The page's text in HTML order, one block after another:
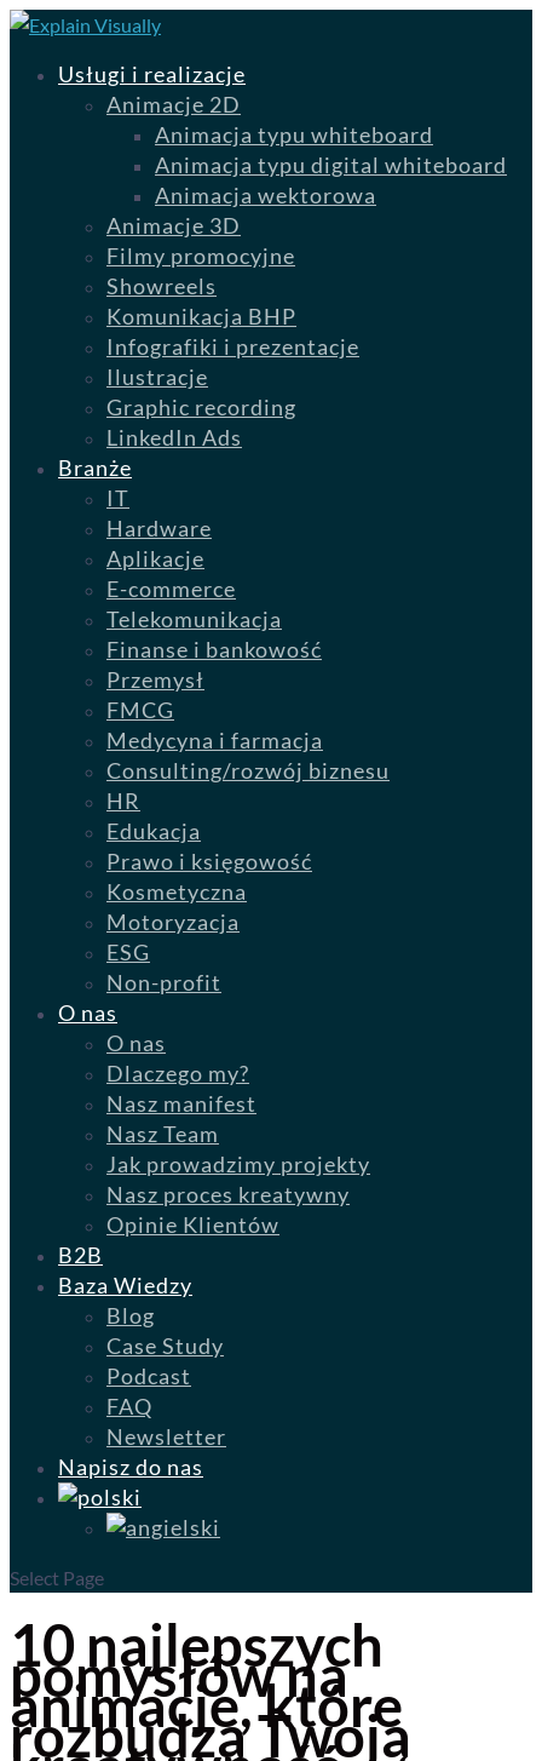
Usługi i realizacje
Animacje 2D
Animacja typu whiteboard
Animacja typu digital whiteboard
Animacja wektorowa
Animacje 3D
Filmy promocyjne
Showreels
Komunikacja BHP
Infografiki i prezentacje
Ilustracje
Graphic recording
LinkedIn Ads
Branże
IT
Hardware
Aplikacje
E-commerce
Telekomunikacja
Finanse i bankowość
Przemysł
FMCG
Medycyna i farmacja
Consulting/rozwój biznesu
HR
Edukacja
Prawo i księgowość
Kosmetyczna
Motoryzacja
ESG
Non-profit
O nas
O nas
Dlaczego my?
Nasz manifest
Nasz Team
Jak prowadzimy projekty
Nasz proces kreatywny
Opinie Klientów
B2B
Baza Wiedzy
Blog
Case Study
Podcast
FAQ
Newsletter
Napisz do nas
Select Page
10 najlepszych
pomysłów na
animacje, które
rozbudzą Twoją